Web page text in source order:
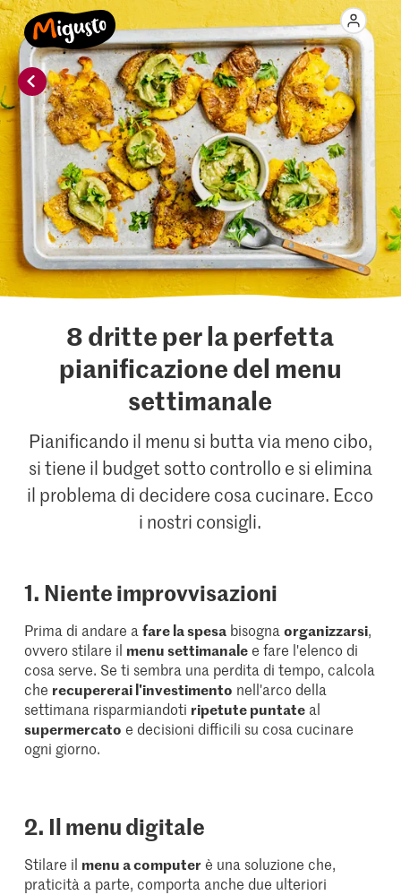
8 dritte per la perfetta
pianificazione del menu
settimanale
Pianificando il menu si butta via meno cibo,
si tiene il budget sotto controllo e si elimina
il problema di decidere cosa cucinare. Ecco
i nostri consigli.
1. Niente improvvisazioni
Prima di andare afare la spesa bisognaorganizzarsi,
ovvero stilare il menu settimanalee fare l'elenco di
cosa serve. Se ti sembra una perdita di tempo, calcola
che recupererai l'investimento nell'arco della
settimana risparmiandoti ripetute puntate al
supermercato e decisioni difficili su cosa cucinare
ogni giorno.
2. Il menu digitale
Stilare il menu a computerè una soluzione che,
praticità a parte, comporta anche due ulteriori